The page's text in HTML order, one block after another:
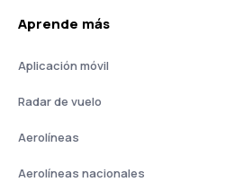
Aprende más
Aplicación móvil
Radar de vuelo
Aerolíneas
Aerolíneas nacionales